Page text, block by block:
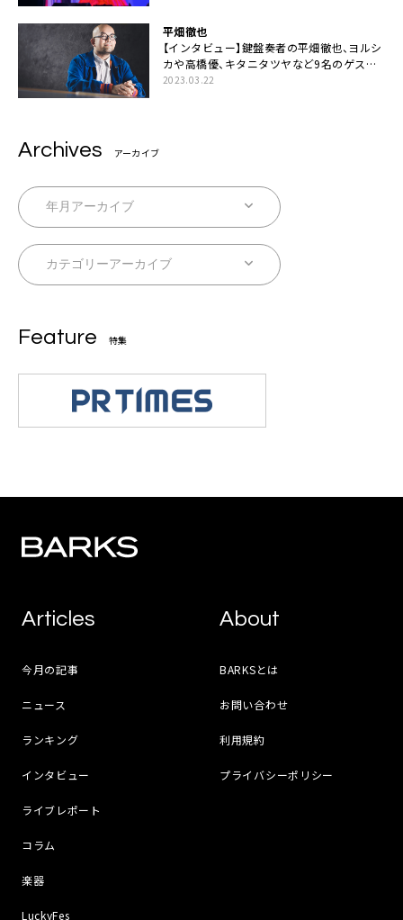
平畑徹也
【インタビュー】鍵盤奏者の平畑徹也、ヨルシ
カや高橋優、キタニタツヤなど9名のゲスト
を迎えた初アルバムに音楽人生の総括「自分
2023.03.22
Archives アーカイブ
Feature 特集
Articles
今月の記事
ニュース
ランキング
インタビュー
ライブレポート
コラム
楽器
LuckyFes
About
BARKSとは
お問い合わせ
利用規約
プライバシーポリシー